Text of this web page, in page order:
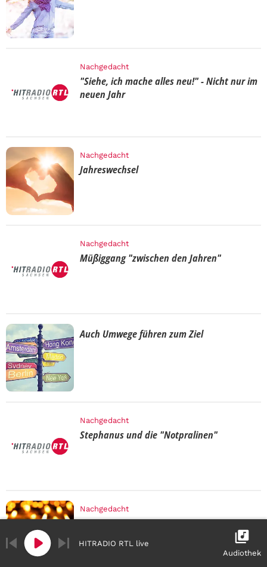
Nachgedacht
"Siehe, ich mache alles neu!" - Nicht nur im
neuen Jahr
Nachgedacht
Jahreswechsel
Nachgedacht
Müßiggang "zwischen den Jahren"
Auch Umwege führen zum Ziel
Nachgedacht
Stephanus und die "Notpralinen"
Nachgedacht
1. Weihnachtsfeiertag
HITRADIO RTL live
Audiothek